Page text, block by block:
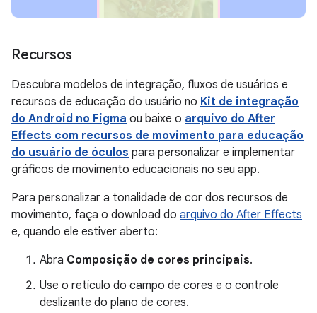
Recursos
Descubra modelos de integração, fluxos de usuários e
recursos de educação do usuário no Kit de integração
do Android no Figma ou baixe o arquivo do After
Effects com recursos de movimento para educação
do usuário de óculos para personalizar e implementar
gráficos de movimento educacionais no seu app.
Para personalizar a tonalidade de cor dos recursos de
movimento, faça o download do arquivo do After Effects
e, quando ele estiver aberto:
Abra Composição de cores principais.
Use o retículo do campo de cores e o controle
deslizante do plano de cores.